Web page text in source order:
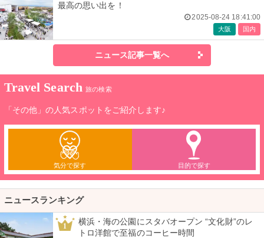
最高の思い出を！
2025-08-24 18:41:00
大阪 国内
ニュース記事一覧へ
Travel Search 旅の検索
「その他」の人気スポットをご紹介します♪
気分で探す 目的で探す
ニュースランキング
1
横浜・海の公園にスタバオープン “文化財”のレ
トロ洋館で至福のコーヒー時間